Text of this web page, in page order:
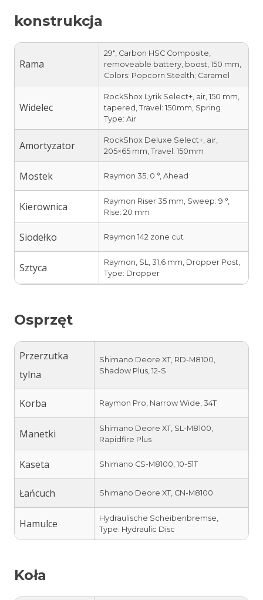
konstrukcja
Rama
29″, Carbon HSC Composite,
removeable battery, boost, 150 mm,
Colors: Popcorn Stealth; Caramel
Widelec
RockShox Lyrik Select+, air, 150 mm,
tapered, Travel: 150mm, Spring
Type: Air
Amortyzator
RockShox Deluxe Select+, air,
205×65 mm, Travel: 150mm
Mostek Raymon 35, 0 °, Ahead
Kierownica
Raymon Riser 35 mm, Sweep: 9 °,
Rise: 20 mm
Siodełko Raymon 142 zone cut
Sztyca
Raymon, SL, 31,6 mm, Dropper Post,
Type: Dropper
Osprzęt
Przerzutka
tylna
Shimano Deore XT, RD-M8100,
Shadow Plus, 12-S
Korba Raymon Pro, Narrow Wide, 34T
Manetki
Shimano Deore XT, SL-M8100,
Rapidfire Plus
Kaseta Shimano CS-M8100, 10-51T
Łańcuch Shimano Deore XT, CN-M8100
Hamulce
Hydraulische Scheibenbremse,
Type: Hydraulic Disc
Koła